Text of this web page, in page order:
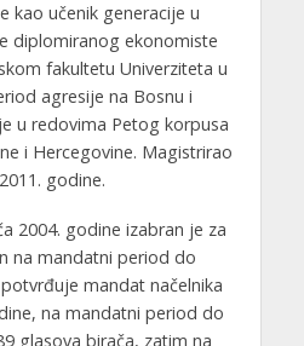
kao učenik generacije u
diplomiranog ekonomiste
fakultetu Univerziteta u
agresije na Bosnu i
u redovima Petog korpusa
i Hercegovine. Magistrirao
godine.
2004. godine izabran je za
na mandatni period do
mandat načelnika
na mandatni period do
glasova birača, zatim na